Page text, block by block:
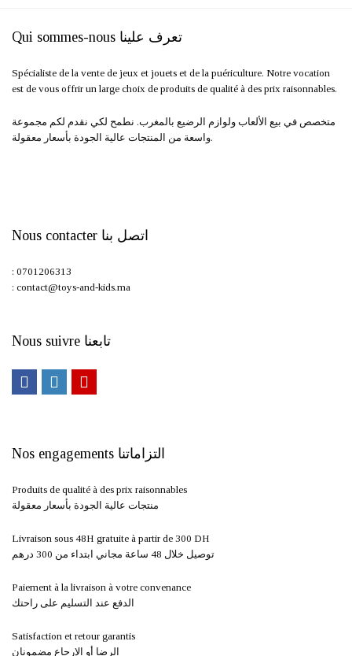
Qui sommes-nous تعرف علينا
Spécialiste de la vente de jeux et jouets et de la puériculture. Notre vocation
est de vous offrir un large choix de produits de qualité à des prix raisonnables.
متخصص في بيع الألعاب ولوازم الرضيع بالمغرب. نطمح لكي نقدم لكم مجموعة
واسعة من المنتجات عالية الجودة بأسعار معقولة.
Nous contacter اتصل بنا
: 0701206313
: contact@toys-and-kids.ma
Nous suivre تابعنا
Nos engagements التزاماتنا
Produits de qualité à des prix raisonnables
منتجات عالية الجودة بأسعار معقولة
Livraison sous 48H gratuite à partir de 300 DH ​
توصيل خلال 48 ساعة مجاني ابتداء من 300 درهم
Paiement à la livraison à votre convenance
الدفع عند التسليم على راحتك
Satisfaction et retour garantis
الرضا أو الإرجاع مضمونان